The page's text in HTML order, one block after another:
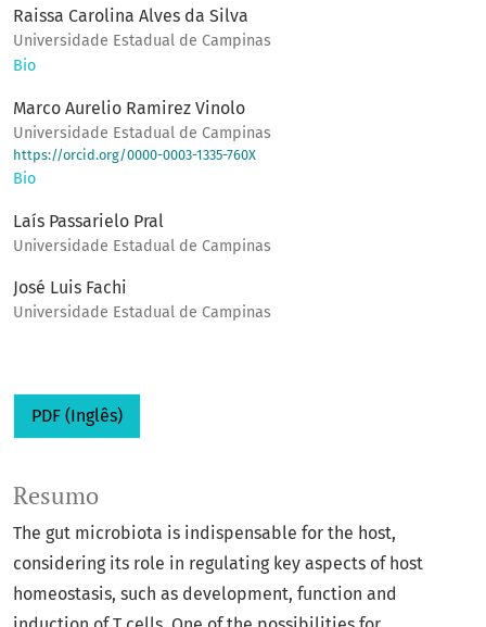
Raissa Carolina Alves da Silva
Universidade Estadual de Campinas
Bio
Marco Aurelio Ramirez Vinolo
Universidade Estadual de Campinas
https://orcid.org/0000-0003-1335-760X
Bio
Laís Passarielo Pral
Universidade Estadual de Campinas
José Luis Fachi
Universidade Estadual de Campinas
PDF (Inglês)
Resumo
The gut microbiota is indispensable for the host,
considering its role in regulating key aspects of host
homeostasis, such as development, function and